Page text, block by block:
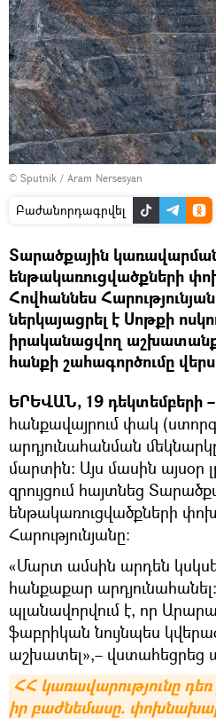
© Sputnik / Aram Nersesyan
Բաժանորդագրվել
Տարածքային
ենթակառուցվածքների
Հովհաննես
ներկայացրել է Սոթքի
իրականացվող
հանքի շահագործումը
ԵՐԵՎԱՆ, 19 դեկտեմբերի
հանքավայրում փակ
արդյունահանման
մարտին։ Այս մասին այսօր
զրույցում հայտնեց
ենթակառուցվածքների
Հարությունյանը։
«Մարտ ամսին արդեն
հանքաքար
պլանավորվում է, որ
ֆաբրիկան նույնպես
աշխատել»,– վստահեցրեց
ՀՀ կառավարությունը դեռ
իր բաժնեմասը.